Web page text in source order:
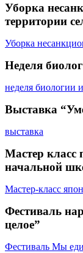
Уборка
территории
Уборка
Неделя
неделя биологии
Выставка
выставка
Мастер класс
начальной
Мастер-класс
Фестиваль
целое”
Фестиваль Мы